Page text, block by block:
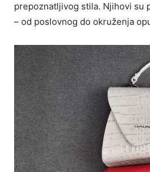
prepoznatljivog stila. Njihovi su
– od poslovnog do okruženja